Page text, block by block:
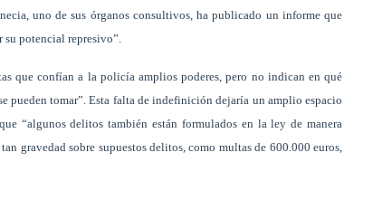
uno de sus órganos consultivos, ha publicado un informe que
su potencial represivo”.
que confían a la policía amplios poderes, pero no indican en qué
pueden tomar”. Esta falta de indefinición dejaría un amplio espacio
“algunos delitos también están formulados en la ley de manera
gravedad sobre supuestos delitos, como multas de 600.000 euros,